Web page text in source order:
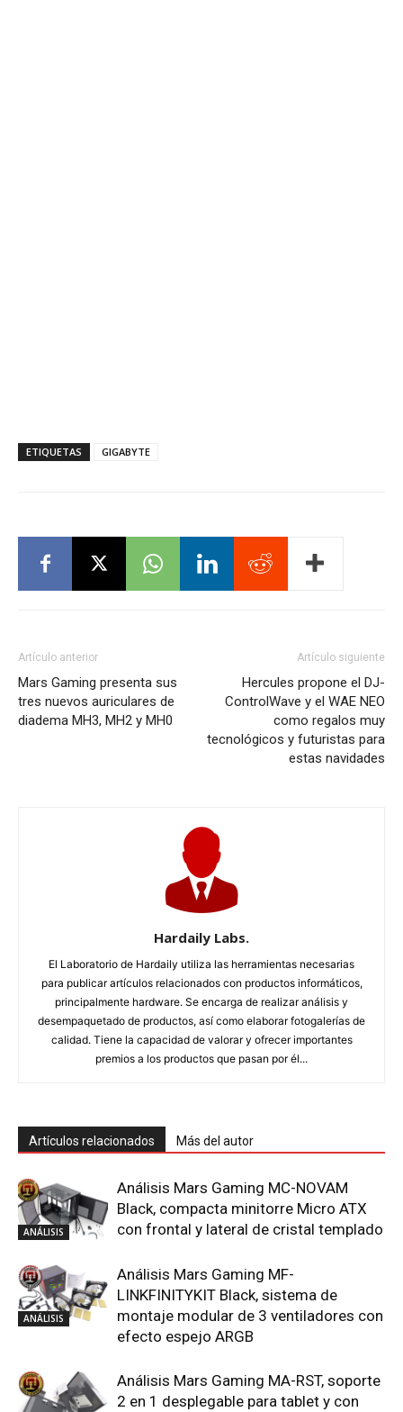
ETIQUETAS GIGABYTE
Artículo anterior
Mars Gaming presenta sus
tres nuevos auriculares de
diadema MH3, MH2 y MH0
Artículo siguiente
Hercules propone el DJ-
ControlWave y el WAE NEO
como regalos muy
tecnológicos y futuristas para
estas navidades
Hardaily Labs.
El Laboratorio de Hardaily utiliza las herramientas necesarias
para publicar artículos relacionados con productos informáticos,
principalmente hardware. Se encarga de realizar análisis y
desempaquetado de productos, así como elaborar fotogalerías de
calidad. Tiene la capacidad de valorar y ofrecer importantes
premios a los productos que pasan por él...
Artículos relacionados Más del autor
ANÁLISIS
Análisis Mars Gaming MC-NOVAM
Black, compacta minitorre Micro ATX
con frontal y lateral de cristal templado
ANÁLISIS
Análisis Mars Gaming MF-
LINKFINITYKIT Black, sistema de
montaje modular de 3 ventiladores con
efecto espejo ARGB
Análisis Mars Gaming MA-RST, soporte
2 en 1 desplegable para tablet y con